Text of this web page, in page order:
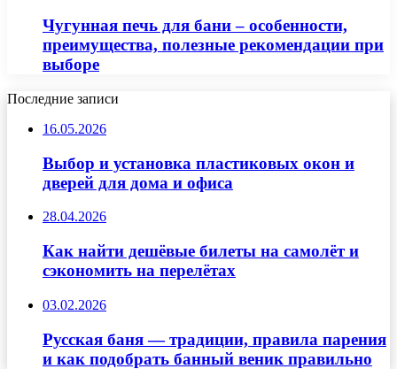
Чугунная печь для бани – особенности,
преимущества, полезные рекомендации при
выборе
Последние записи
16.05.2026
Выбор и установка пластиковых окон и
дверей для дома и офиса
28.04.2026
Как найти дешёвые билеты на самолёт и
сэкономить на перелётах
03.02.2026
Русская баня — традиции, правила парения
и как подобрать банный веник правильно